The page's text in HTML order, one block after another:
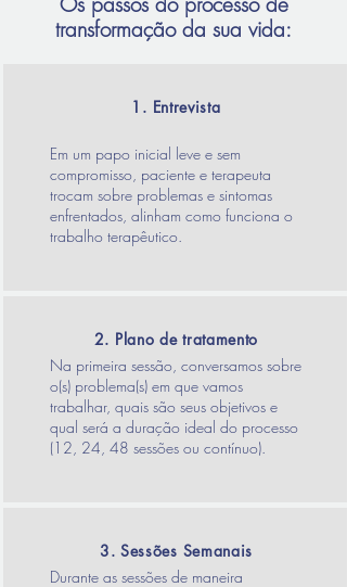
transformação da sua vida:
1. Entrevista
Em um papo inicial leve e sem
compromisso, paciente e terapeuta
trocam sobre problemas e sintomas
enfrentados, alinham como funciona o
trabalho terapêutico.
2. Plano de tratamento
Na primeira sessão, conversamos sobre
o(s) problema(s) em que vamos
trabalhar, quais são seus objetivos e
qual será a duração ideal do processo
(12, 24, 48 sessões ou contínuo).
3. Sessões Semanais
Durante as sessões de maneira